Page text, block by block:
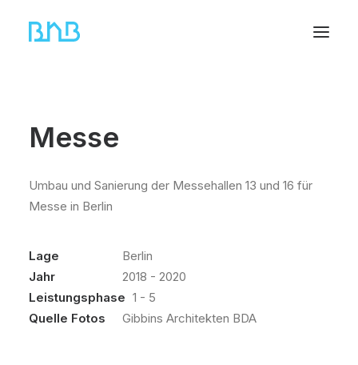
Messe
Umbau und Sanierung der Messehallen 13 und 16 für
Messe in Berlin
Lage
Berlin
Jahr
2018 - 2020
Leistungsphase 1 - 5
Quelle Fotos
Gibbins Architekten BDA